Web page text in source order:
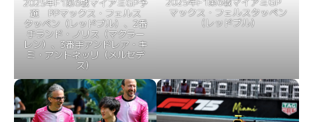
選 PPマックス・フェルス
タッペン（レッドブル）、2番
手ランド・ノリス（マクラー
レン）、3番手アンドレア・キ
ミ・アントネッリ（メルセデ
ス）
マックス・フェルスタッペン
（レッドブル）